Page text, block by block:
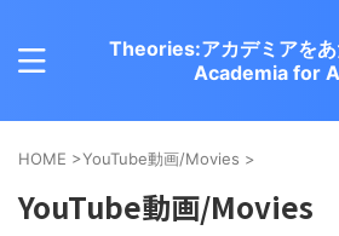
Theories:アカデミアをあ
Academia for
HOME >YouTube動画/Movies >
YouTube動画/Movies